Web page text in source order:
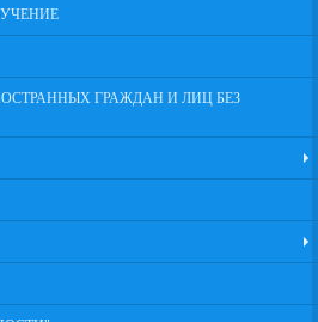
ГРАЖДАН И ЛИЦ БЕЗ